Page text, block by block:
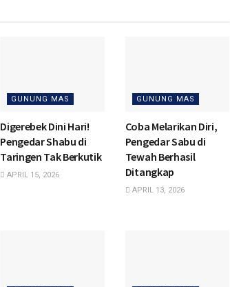
GUNUNG MAS
Digerebek Dini Hari!
Pengedar Shabu di
Taringen Tak Berkutik
APRIL 15, 2026
GUNUNG MAS
Coba Melarikan Diri,
Pengedar Sabu di
Tewah Berhasil
Ditangkap
APRIL 13, 2026